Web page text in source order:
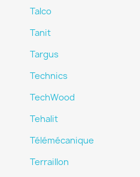
Talco
Tanit
Targus
Technics
TechWood
Tehalit
Télémécanique
Terraillon